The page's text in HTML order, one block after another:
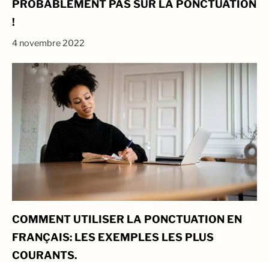
PROBABLEMENT PAS SUR LA PONCTUATION
!
4 novembre 2022
COMMENT UTILISER LA PONCTUATION EN
FRANÇAIS: LES EXEMPLES LES PLUS
COURANTS.